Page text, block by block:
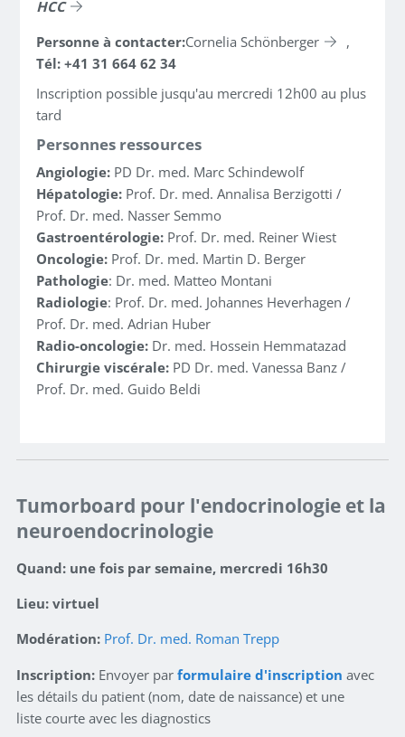
HCC
Personne à contacter:Cornelia Schönberger
,
Tél: +41 31 664 62 34
Inscription possible jusqu'au mercredi 12h00 au plus
tard
Personnes ressources
Angiologie: PD Dr. med. Marc Schindewolf
Hépatologie: Prof. Dr. med. Annalisa Berzigotti /
Prof. Dr. med. Nasser Semmo
Gastroentérologie: Prof. Dr. med. Reiner Wiest
Oncologie: Prof. Dr. med. Martin D. Berger
Pathologie: Dr. med. Matteo Montani
Radiologie: Prof. Dr. med. Johannes Heverhagen /
Prof. Dr. med. Adrian Huber
Radio-oncologie: Dr. med. Hossein Hemmatazad
Chirurgie viscérale: PD Dr. med. Vanessa Banz /
Prof. Dr. med. Guido Beldi
Tumorboard pour l'endocrinologie et la
neuroendocrinologie
Quand: une fois par semaine, mercredi 16h30
Lieu: virtuel
Modération: Prof. Dr. med. Roman Trepp
Inscription: Envoyer par formulaire d'inscription avec
les détails du patient (nom, date de naissance) et une
liste courte avec les diagnostics